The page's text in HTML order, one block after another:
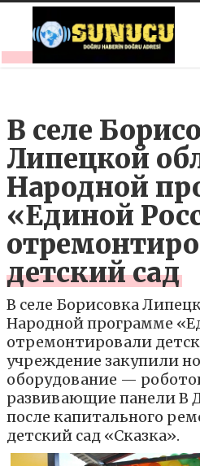
В селе
Липецкой
Народной
«Единой
детский сад
В селе Борисовка
Народной программе
отремонтировали
учреждение закупили
оборудование —
развивающие панели В
после капитального
детский сад «Сказка».